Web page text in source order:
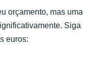
orçamento, mas uma
Siga
euros: